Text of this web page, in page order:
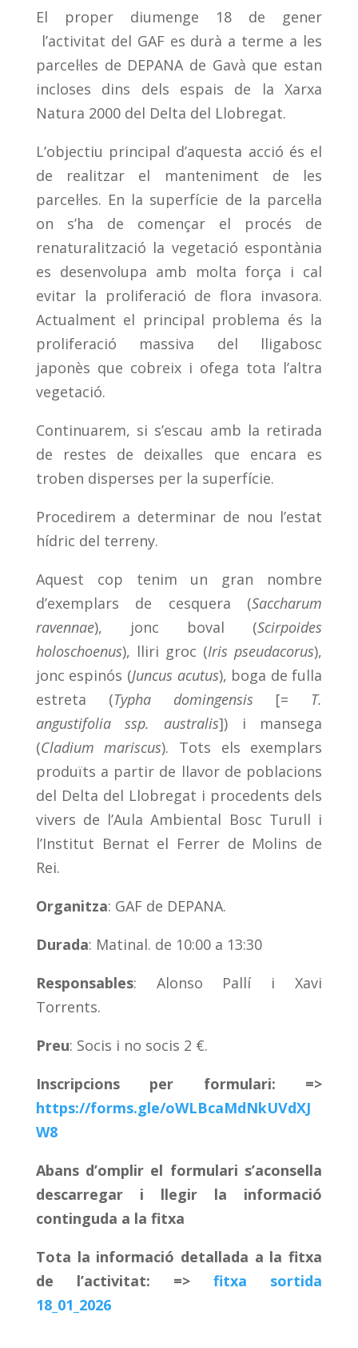
El proper diumenge 18 de gener
l’activitat del GAF es durà a terme a les
parcel·les de DEPANA de Gavà que estan
incloses dins dels espais de la Xarxa
Natura 2000 del Delta del Llobregat.
L’objectiu principal d’aquesta acció és el
de realitzar el manteniment de les
parcel·les. En la superfície de la parcel·la
on s’ha de començar el procés de
renaturalització la vegetació espontània
es desenvolupa amb molta força i cal
evitar la proliferació de flora invasora.
Actualment el principal problema és la
proliferació massiva del lligabosc
japonès que cobreix i ofega tota l’altra
vegetació.
Continuarem, si s’escau amb la retirada
de restes de deixalles que encara es
troben disperses per la superfície.
Procedirem a determinar de nou l’estat
hídric del terreny.
Aquest cop tenim un gran nombre
d’exemplars de cesquera (Saccharum
ravennae), jonc boval (Scirpoides
holoschoenus), lliri groc (Iris pseudacorus),
jonc espinós (Juncus acutus), boga de fulla
estreta (Typha domingensis [= T.
angustifolia ssp. australis]) i mansega
(Cladium mariscus). Tots els exemplars
produïts a partir de llavor de poblacions
del Delta del Llobregat i procedents dels
vivers de l’Aula Ambiental Bosc Turull i
l’Institut Bernat el Ferrer de Molins de
Rei.
Organitza: GAF de DEPANA.
Durada: Matinal. de 10:00 a 13:30
Responsables: Alonso Pallí i Xavi
Torrents.
Preu: Socis i no socis 2 €.
Inscripcions per formulari: =>
https://forms.gle/oWLBcaMdNkUVdXJ
W8
Abans d’omplir el formulari s’aconsella
descarregar i llegir la informació
continguda a la fitxa
Tota la informació detallada a la fitxa
de l’activitat: =>
fitxa sortida
18_01_2026